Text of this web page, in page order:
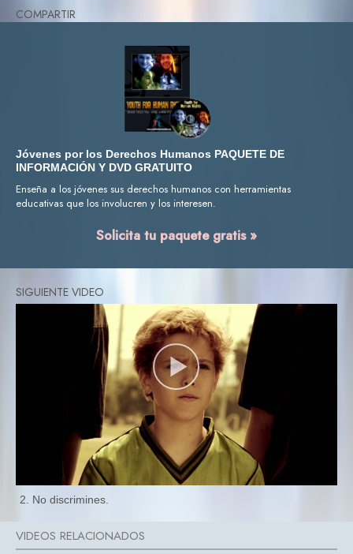
COMPARTIR
Jóvenes por los Derechos Humanos PAQUETE DE
INFORMACIÓN Y DVD GRATUITO
Enseña a los jóvenes sus derechos humanos con herramientas
educativas que los involucren y los interesen.
Solicita tu paquete gratis »
2. No discrimines.